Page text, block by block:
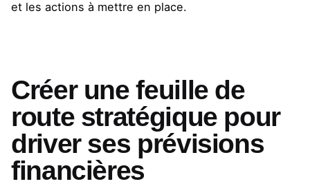
et les actions à mettre en place.
Créer une feuille de
route stratégique pour
driver ses prévisions
financières